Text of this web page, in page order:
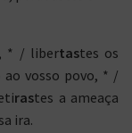
* / libertastes os
ao vosso povo, * /
rastes a ameaça
ira.